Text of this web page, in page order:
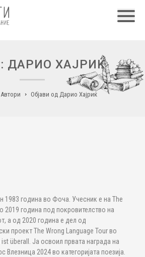
ДАРИО ХАЈРИЌ
Автори Објави од Дарио Хајриќ
1983 година во Фоча. Учесник е на The
2019 година под покровителство на
а од 2020 година е дел од
проект The Wrong Language Tour во
ist überall. Ја освоил првата награда на
Влезница 2024 во категоријата поезија.